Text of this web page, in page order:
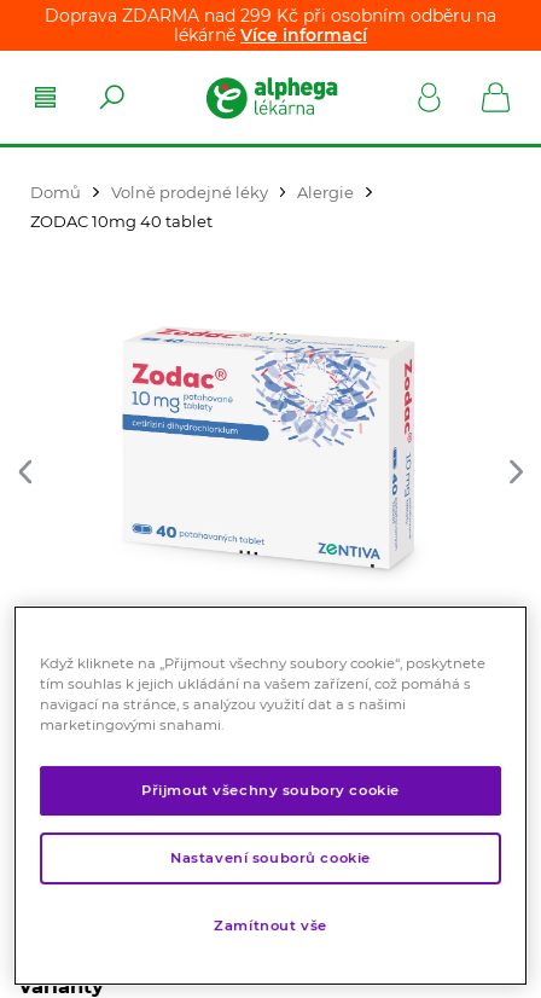
Doprava ZDARMA nad 299 Kč při osobním odběru na
lékárně Více informací
Domů Volně prodejné léky
Alergie
ZODAC 10mg 40 tablet
ZODAC 10mg 40 tablet
Registrovaný léčivý přípravek
Léčivý přípravek proti alergiím, ke zmírnění nosních a
očních příznaků alergické rýmy a chronické kopřivky.
Léčba sezónní i celoroční alergie.
Varianty
Když kliknete na „Přijmout všechny soubory cookie“, poskytnete
tím souhlas k jejich ukládání na vašem zařízení, což pomáhá s
navigací na stránce, s analýzou využití dat a s našimi
marketingovými snahami.
Přijmout všechny soubory cookie
Nastavení souborů cookie
Zamítnout vše